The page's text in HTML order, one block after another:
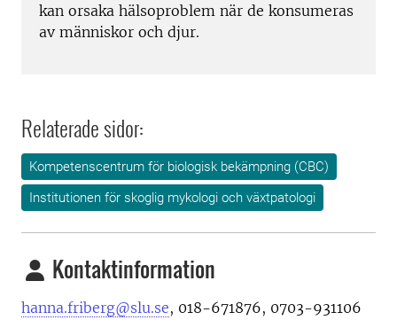
kan orsaka hälsoproblem när de konsumeras
av människor och djur.
Relaterade sidor:
Kompetenscentrum för biologisk bekämpning (CBC)
Institutionen för skoglig mykologi och växtpatologi
Kontaktinformation
hanna.friberg@slu.se, 018-671876, 0703-931106